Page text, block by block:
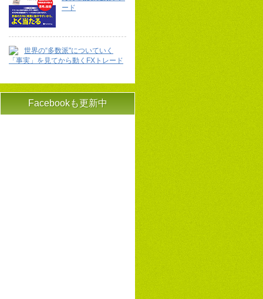
ード
世界の“多数派"についていく
「事実」を見てから動くFXトレード
Facebookも更新中